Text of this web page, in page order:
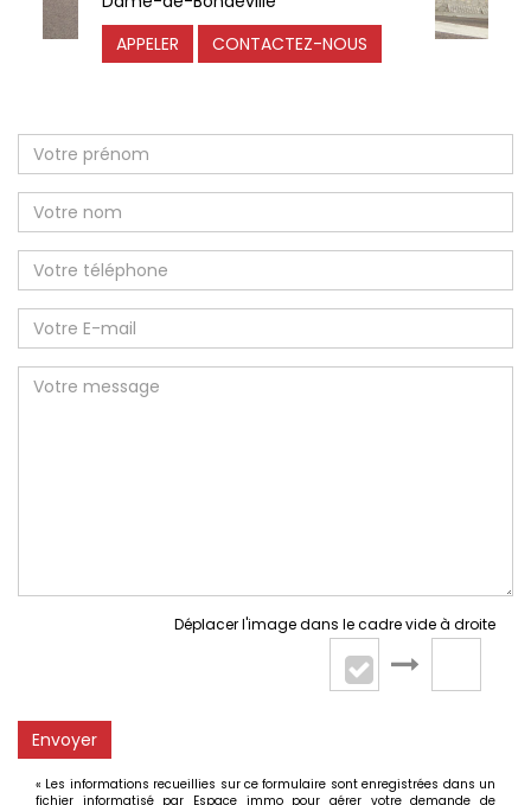
APPELER
CONTACTEZ-NOUS
Déplacer l'image dans le cadre vide à droite
Envoyer
« Les informations recueillies sur ce formulaire sont enregistrées dans un
fichier informatisé par Espace immo pour gérer votre demande de